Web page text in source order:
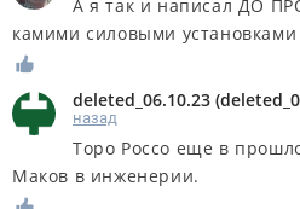
А я так и написал ДО
камими силовыми
deleted_06.10.23 (
назад
Торо Россо еще в
Маков в инженерии.